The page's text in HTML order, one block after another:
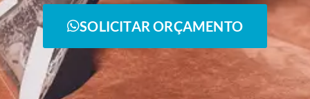
SOLICITAR ORÇAMENTO